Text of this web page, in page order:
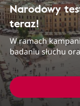
Narodowy
teraz!
W ramach
badaniu słuchu